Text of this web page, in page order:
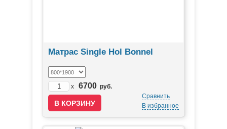
Матрас Single Hol Bonnel
x 6700 руб.
Сравнить
В избранное